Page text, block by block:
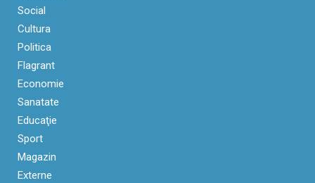
Social
Cultura
Politica
Flagrant
Economie
Sanatate
Educaţie
Sport
Magazin
Externe